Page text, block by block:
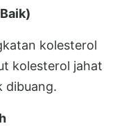
kolesterol
kolesterol jahat
dibuang.